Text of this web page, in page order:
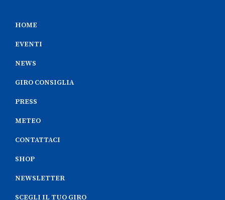
HOME
EVENTI
NEWS
GIRO CONSIGLIA
PRESS
METEO
CONTATTACI
SHOP
NEWSLETTER
SCEGLI IL TUO GIRO